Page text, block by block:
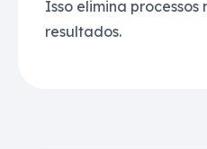
Isso elimina processos
resultados.